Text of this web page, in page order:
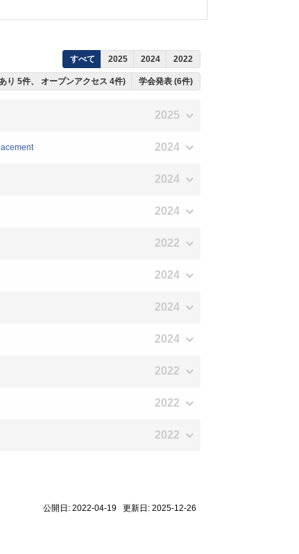
すべて 2025 2024 2022
り 5件、 オープンアクセス 4件) 学会発表 (6件)
2025
2024
2024
2024
2022
2024
2024
2024
2022
2022
2022
公開日: 2022-04-19 更新日: 2025-12-26